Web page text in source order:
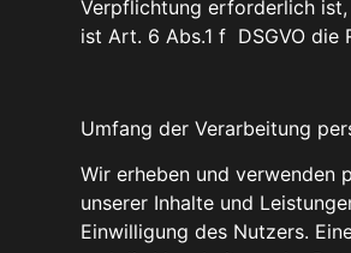
Verpflichtung erforderlich ist,
ist Art. 6 Abs.1 f DSGVO die
Umfang der Verarbeitung
Wir erheben und verwenden
unserer Inhalte und
Einwilligung des Nutzers.